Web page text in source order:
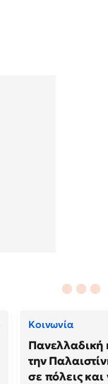
Κοινωνία
Πανελλαδική
την
σε πόλεις και